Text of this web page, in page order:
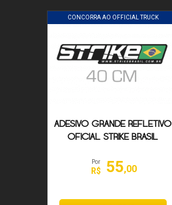
CONCORRA AO OFFICIAL TRUCK
ADESIVO GRANDE REFLETIVO
OFICIAL STRIKE BRASIL
Por
R$ 55,00